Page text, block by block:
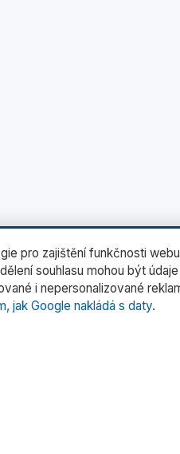
pro zajištění funkčnosti
souhlasu mohou být
i nepersonalizované
jak Google nakládá s daty.